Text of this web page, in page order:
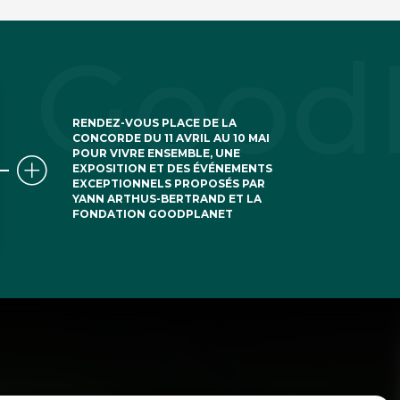
RENDEZ-VOUS PLACE DE LA
CONCORDE DU 11 AVRIL AU 10 MAI
POUR VIVRE ENSEMBLE, UNE
EXPOSITION ET DES ÉVÉNEMENTS
EXCEPTIONNELS PROPOSÉS PAR
YANN ARTHUS-BERTRAND ET LA
FONDATION GOODPLANET